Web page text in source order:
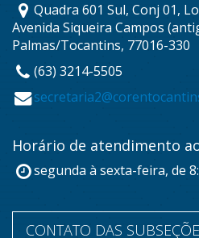
Quadra 601 Sul, Conj 01,
Avenida Siqueira Campos
Palmas/Tocantins, 77016-330
(63) 3214-5505
Horário de atendimento
segunda à sexta-feira, de
CONTATO DAS